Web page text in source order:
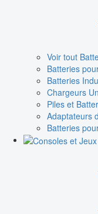
Voir tout
Batteries
Batteries
Chargeurs
Piles et
Adaptateurs
Batteries